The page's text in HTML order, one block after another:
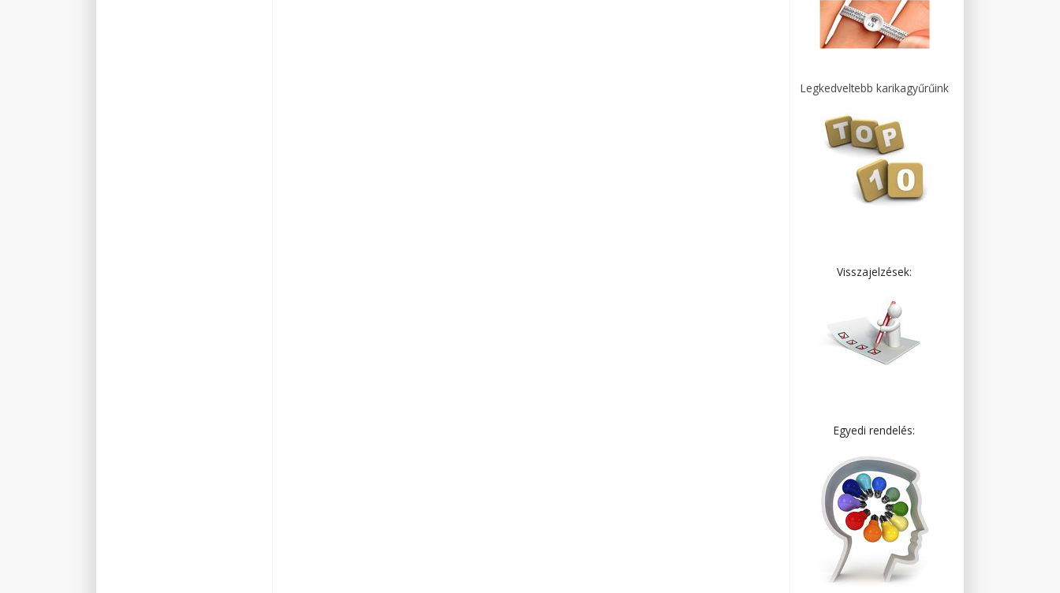
Legkedveltebb karikagyűrűink
Visszajelzések:
Egyedi rendelés: